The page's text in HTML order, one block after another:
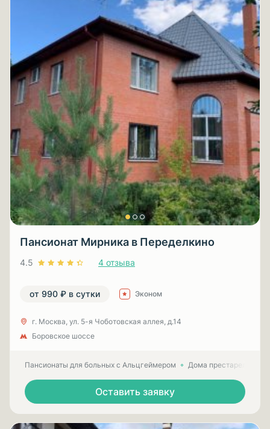
Пансионат Мирника в Переделкино
4.5 4 отзыва
от 990 ₽ в сутки Эконом
г. Москва, ул. 5-я Чоботовская аллея, д.14
Боровское шоссе
Пансионаты для больных с Альцгеймером Дома престарелых
Оставить заявку